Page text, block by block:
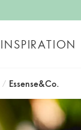
INSPIRATION
/ Essense&Co.